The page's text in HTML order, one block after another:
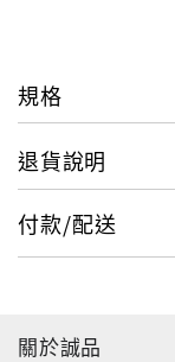
規格
退貨說明
付款/配送
關於誠品